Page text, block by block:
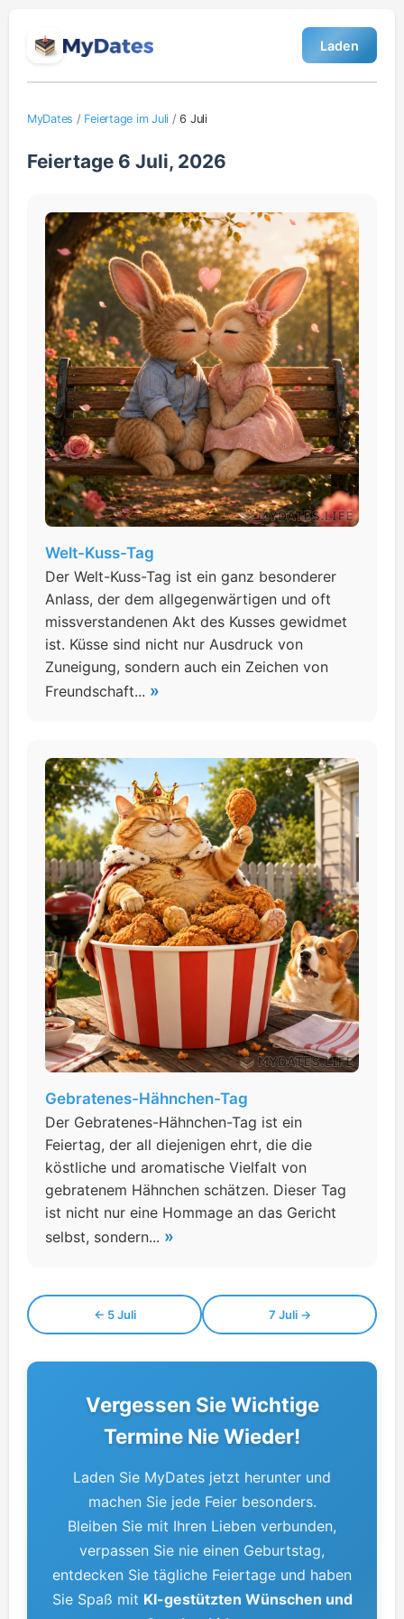
Laden
MyDates / Feiertage im Juli /6 Juli
Feiertage 6 Juli, 2026
Welt-Kuss-Tag
Der Welt-Kuss-Tag ist ein ganz besonderer
Anlass, der dem allgegenwärtigen und oft
missverstandenen Akt des Kusses gewidmet
ist. Küsse sind nicht nur Ausdruck von
Zuneigung, sondern auch ein Zeichen von
Freundschaft... »
Gebratenes-Hähnchen-Tag
Der Gebratenes-Hähnchen-Tag ist ein
Feiertag, der all diejenigen ehrt, die die
köstliche und aromatische Vielfalt von
gebratenem Hähnchen schätzen. Dieser Tag
ist nicht nur eine Hommage an das Gericht
selbst, sondern... »
← 5 Juli 7 Juli →
Vergessen Sie Wichtige
Termine Nie Wieder!
Laden Sie MyDates jetzt herunter und
machen Sie jede Feier besonders.
Bleiben Sie mit Ihren Lieben verbunden,
verpassen Sie nie einen Geburtstag,
entdecken Sie tägliche Feiertage und haben
Sie Spaß mit KI-gestützten Wünschen und